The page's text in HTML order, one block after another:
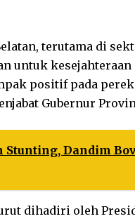
terutama di
untuk
positif pada
Gubernur
Stunting, Dandim
dihadiri oleh